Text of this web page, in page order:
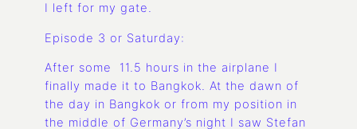
I left for my gate.
Episode 3 or Saturday:
After some 11.5 hours in the airplane I
finally made it to Bangkok. At the dawn of
the day in Bangkok or from my position in
the middle of Germany’s night I saw Stefan